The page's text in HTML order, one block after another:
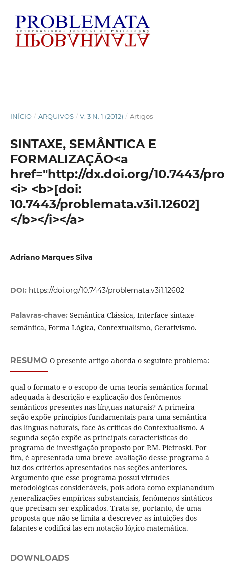
INÍCIO / ARQUIVOS / V. 3 N. 1 (2012) / Artigos
SINTAXE, SEMÂNTICA E
FORMALIZAÇÃO<a
href="http://dx.doi.org/10.7443/
<i> <b>[doi:
10.7443/problemata.v3i1.12602]
</b></i></a>
Adriano Marques Silva
DOI: https://doi.org/10.7443/problemata.v3i1.12602
Palavras-chave: Semântica Clássica, Interface sintaxe-
semântica, Forma Lógica, Contextualismo, Gerativismo.
RESUMO O presente artigo aborda o seguinte problema:
qual o formato e o escopo de uma teoria semântica formal
adequada à descrição e explicação dos fenômenos
semânticos presentes nas línguas naturais? A primeira
seção expõe princípios fundamentais para uma semântica
das línguas naturais, face às críticas do Contextualismo. A
segunda seção expõe as principais características do
programa de investigação proposto por P.M. Pietroski. Por
fim, é apresentada uma breve avaliação desse programa à
luz dos critérios apresentados nas seções anteriores.
Argumento que esse programa possui virtudes
metodológicas consideráveis, pois adota como explanandum
generalizações empíricas substanciais, fenômenos sintáticos
que precisam ser explicados. Trata-se, portanto, de uma
proposta que não se limita a descrever as intuições dos
falantes e codificá-las em notação lógico-matemática.
DOWNLOADS